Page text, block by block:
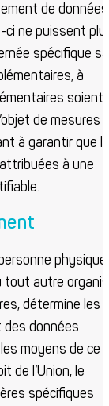
de données
ci ne puissent
spécifique
à
soient
de mesures
à garantir que
à une
tout autre
détermine les
données
moyens de ce
de l’Union, le
spécifiques